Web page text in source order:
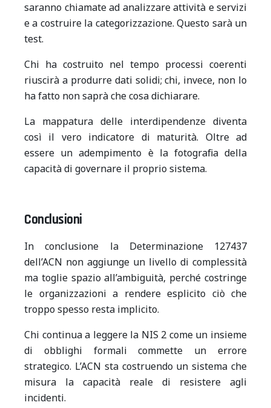
saranno chiamate ad analizzare attività e servizi
e a costruire la categorizzazione. Questo sarà un
test.
Chi ha costruito nel tempo processi coerenti
riuscirà a produrre dati solidi; chi, invece, non lo
ha fatto non saprà che cosa dichiarare.
La mappatura delle interdipendenze diventa
così il vero indicatore di maturità. Oltre ad
essere un adempimento è la fotografia della
capacità di governare il proprio sistema.
Conclusioni
In conclusione la Determinazione 127437
dell’ACN non aggiunge un livello di complessità
ma toglie spazio all’ambiguità, perché costringe
le organizzazioni a rendere esplicito ciò che
troppo spesso resta implicito.
Chi continua a leggere la NIS 2 come un insieme
di obblighi formali commette un errore
strategico. L’ACN sta costruendo un sistema che
misura la capacità reale di resistere agli
incidenti.